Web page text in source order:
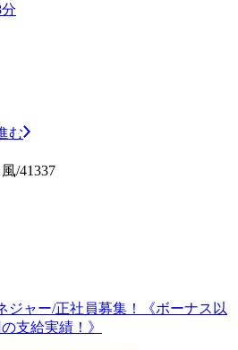
む
/41337
ジャー/正社員募集！《ボーナス以
支給実績！》